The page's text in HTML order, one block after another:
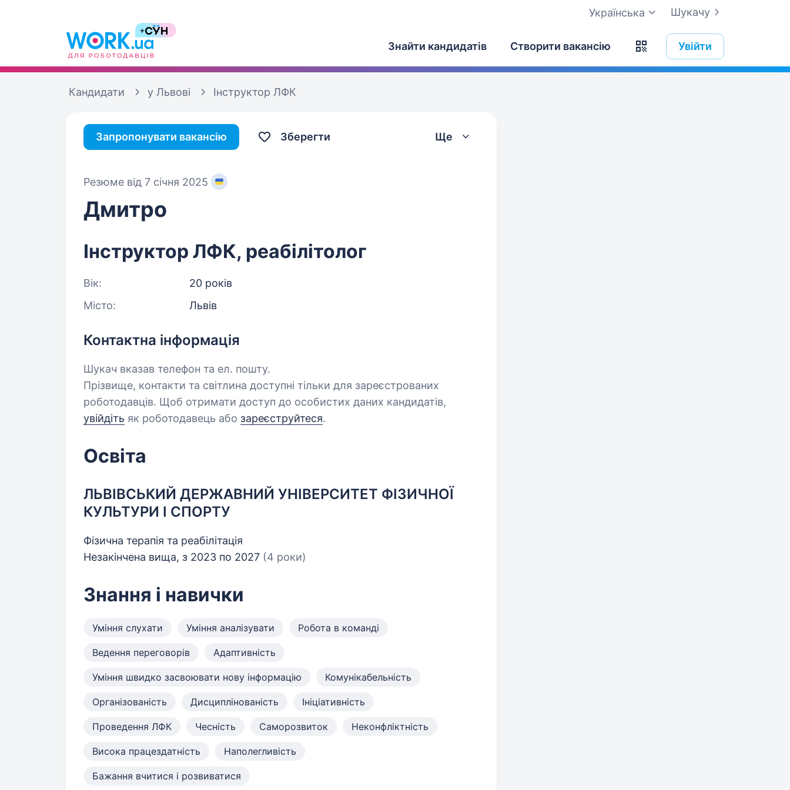
Шукачу
Українська
Знайти кандидатів Створити вакансію Увійти
Кандидати у Львові Інструктор ЛФК
Запропонувати вакансію Зберегти Ще
Резюме від 7 січня 2025
Дмитро
Інструктор ЛФК, реабілітолог
Вік:
20 років
Місто:
Львів
Контактна інформація
Шукач вказав телефон та ел. пошту.
Прізвище, контакти та світлина доступні тільки для зареєстрованих
роботодавців. Щоб отримати доступ до особистих даних кандидатів,
увійдіть як роботодавець або зареєструйтеся.
Освіта
ЛЬВІВСЬКИЙ ДЕРЖАВНИЙ УНІВЕРСИТЕТ ФІЗИЧНОЇ
КУЛЬТУРИ І СПОРТУ
Фізична терапія та реабілітація
Незакінчена вища, з 2023 по 2027 (4 роки)
Знання і навички
Уміння слухати Уміння аналізувати Робота в команді
Ведення переговорів Адаптивність
Уміння швидко засвоювати нову інформацію Комунікабельність
Організованість Дисциплінованість Ініціативність
Проведення ЛФК Чесність Саморозвиток Неконфліктність
Висока працездатність Наполегливість
Бажання вчитися і розвиватися